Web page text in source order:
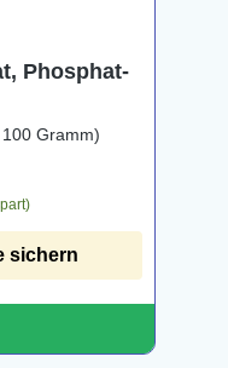
Phosphat-
Gramm)
sichern